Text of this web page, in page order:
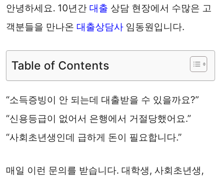
안녕하세요. 10년간 대출 상담 현장에서 수많은 고
객분들을 만나온 대출상담사 임동원입니다.
Table of Contents
“소득증빙이 안 되는데 대출받을 수 있을까요?”
“신용등급이 없어서 은행에서 거절당했어요.”
“사회초년생인데 급하게 돈이 필요합니다.”
매일 이런 문의를 받습니다. 대학생, 사회초년생,